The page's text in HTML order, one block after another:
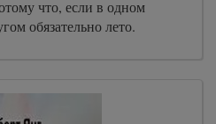
что, если в одном
обязательно лето.